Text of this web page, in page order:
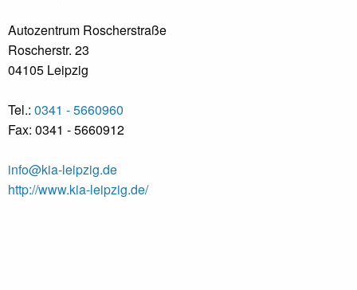
Autozentrum Roscherstraße
Roscherstr. 23
04105 Leipzig
Tel.: 0341 - 5660960
Fax: 0341 - 5660912
info@kia-leipzig.de
http://www.kia-leipzig.de/